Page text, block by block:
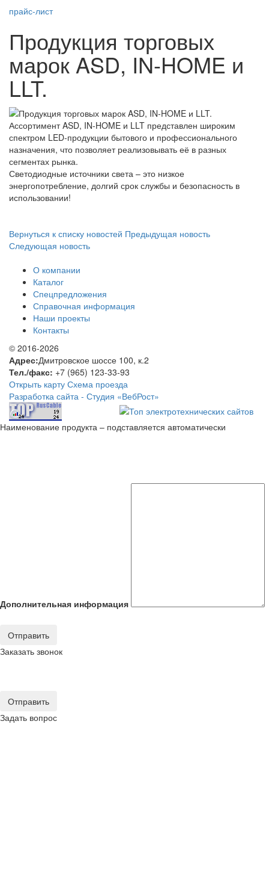
прайс-лист
Продукция торговых
марок ASD, IN-HOME и
LLT.
Ассортимент ASD, IN-HOME и LLT представлен широким
спектром LED-продукции бытового и профессионального
назначения, что позволяет реализовывать её в разных
сегментах рынка.
Светодиодные источники света – это низкое
энергопотребление, долгий срок службы и безопасность в
использовании!
Вернуться к списку новостей Предыдущая новость
Следующая новость
О компании
Каталог
Спецпредложения
Справочная информация
Наши проекты
Контакты
© 2016-2026
Адрес:Дмитровское шоссе 100, к.2
Тел./факс: +7 (965) 123-33-93
Открыть карту Схема проезда
Разработка сайта - Студия «ВебРост»
Наименование продукта – подставляется автоматически
Дополнительная информация
Отправить
Заказать звонок
Отправить
Задать вопрос